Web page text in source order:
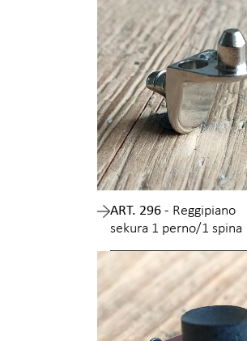
ART. 296 - Reggipiano
sekura 1 perno/1 spina